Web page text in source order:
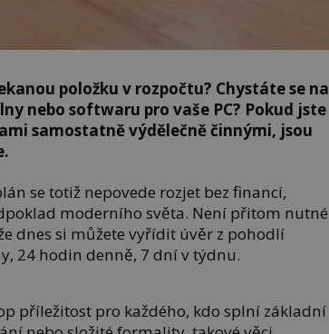
položku v rozpočtu? Chystáte se na
nebo softwaru pro vaše PC? Pokud jste
samostatně výdělečně činnými, jsou
se totiž nepovede rozjet bez financí,
moderního světa. Není přitom nutné
dnes si můžete vyřídit úvěr z pohodlí
24 hodin denně, 7 dní v týdnu.
příležitost pro každého, kdo splní základní